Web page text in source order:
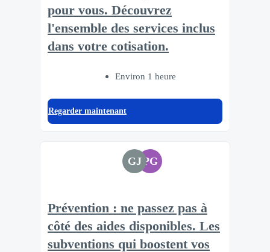
pour vous. Découvrez
l'ensemble des services inclus
dans votre cotisation.​
Environ 1 heure
Regarder maintenant
GJ PG
Prévention : ne passez pas à
côté des aides disponibles. Les
subventions qui boostent vos